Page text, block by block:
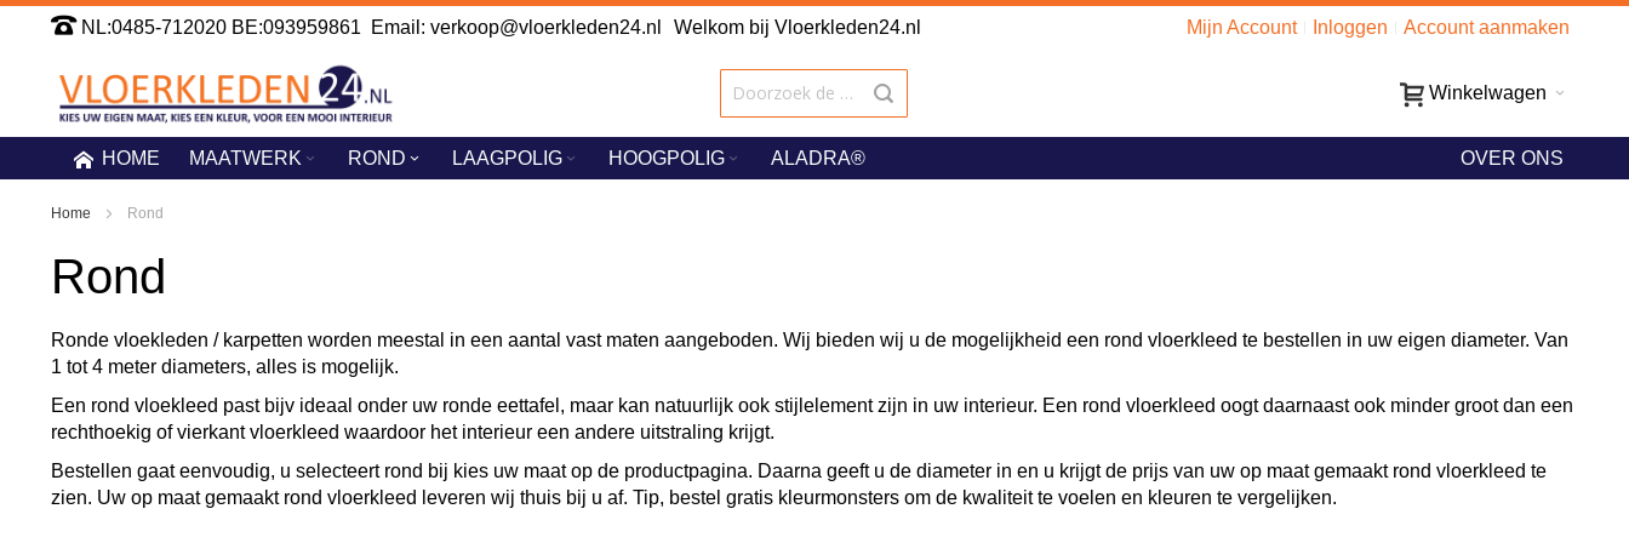
Ga
de
inhoud
NL:0485-712020 BE:093959861 Email: verkoop@vloerkleden24.nl Welkom bij Vloerkleden24.nl Mijn Account Inloggen Account aanmaken
Winkelwagen
HOME MAATWERK ROND LAAGPOLIG HOOGPOLIG ALADRA® OVER ONS
Home Rond
Rond
Ronde vloekleden / karpetten worden meestal in een aantal vast maten aangeboden. Wij bieden wij u de mogelijkheid een rond vloerkleed te bestellen in uw eigen diameter. Van
1 tot 4 meter diameters, alles is mogelijk.
Een rond vloekleed past bijv ideaal onder uw ronde eettafel, maar kan natuurlijk ook stijlelement zijn in uw interieur. Een rond vloerkleed oogt daarnaast ook minder groot dan een
rechthoekig of vierkant vloerkleed waardoor het interieur een andere uitstraling krijgt.
Bestellen gaat eenvoudig, u selecteert rond bij kies uw maat op de productpagina. Daarna geeft u de diameter in en u krijgt de prijs van uw op maat gemaakt rond vloerkleed te
zien. Uw op maat gemaakt rond vloerkleed leveren wij thuis bij u af. Tip, bestel gratis kleurmonsters om de kwaliteit te voelen en kleuren te vergelijken.